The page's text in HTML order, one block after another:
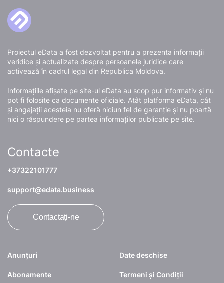
Proiectul eData a fost dezvoltat pentru a prezenta informații
veridice și actualizate despre persoanele juridice care
activează în cadrul legal din Republica Moldova.
Informațiile afișate pe site-ul eData au scop pur informativ și nu
pot fi folosite ca documente oficiale. Atât platforma eData, cât
și angajații acesteia nu oferă niciun fel de garanție și nu poartă
nici o răspundere pe partea informaților publicate pe site.
Anunțuri
Abonamente
Date deschise
Termeni și Condiții
Contacte
+37322101777
support@edata.business
Contactați-ne